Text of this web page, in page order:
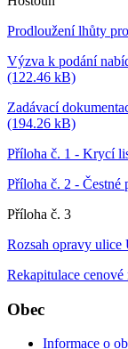
Prodloužení lhůty
Výzva k podání
(122.46 kB)
Zadávací
(194.26 kB)
Příloha č. 1 - Krycí
Příloha č. 2 - Čestné
Příloha č. 3
Rozsah opravy
Rekapitulace
Obec
Informace o